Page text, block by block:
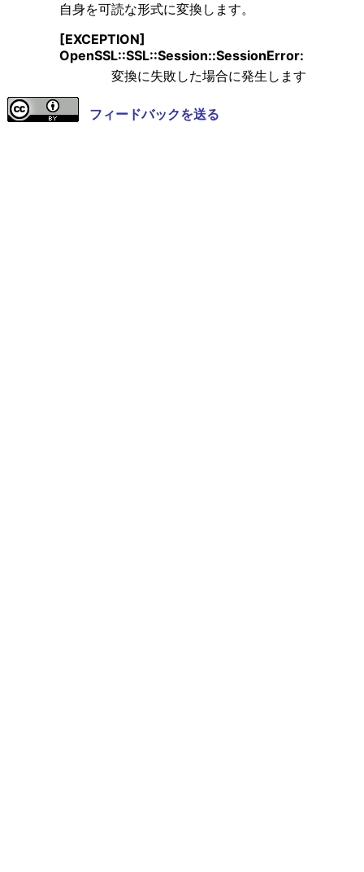
自身を可読な形式に変換します。
[EXCEPTION]
OpenSSL::SSL::Session::SessionError:
変換に失敗した場合に発生します
フィードバックを送る